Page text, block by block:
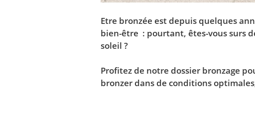
Etre bronzée est depuis quelques
bien-être : pourtant, êtes-vous surs
soleil ?
Profitez de notre dossier bronzage
bronzer dans de conditions